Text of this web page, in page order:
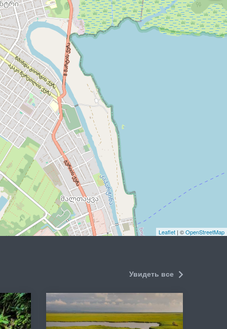
Leaflet | ©OpenStreetMap
Увидеть все